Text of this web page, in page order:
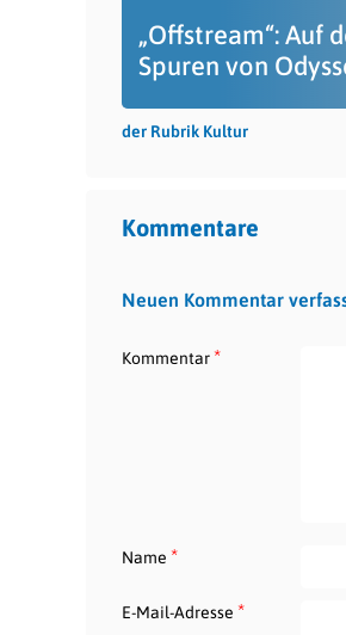
„Offstream“: Auf
Spuren von
der Rubrik Kultur
Kommentare
Neuen Kommentar
Kommentar*
Name *
E-Mail-Adresse *